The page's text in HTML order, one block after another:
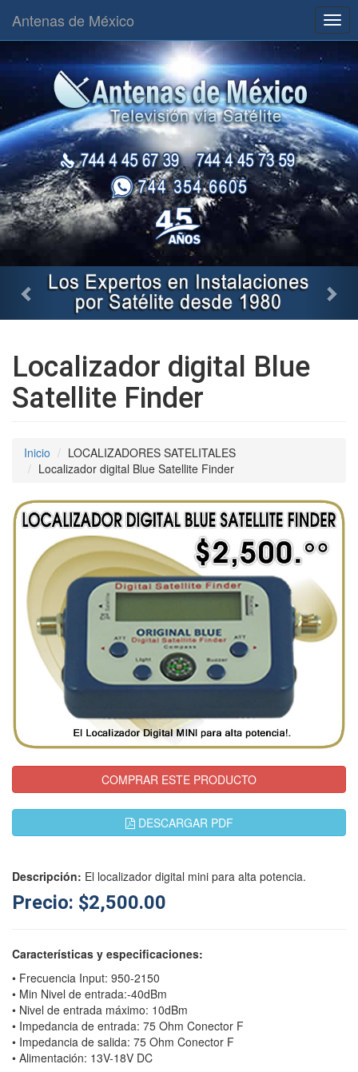
Antenas de México
Localizador digital Blue
Satellite Finder
Inicio
LOCALIZADORES SATELITALES
Localizador digital Blue Satellite Finder
COMPRAR ESTE PRODUCTO
DESCARGAR PDF
Descripción: El localizador digital mini para alta potencia.
Precio: $2,500.00
Características y especificaciones:
• Frecuencia Input: 950-2150
• Min Nivel de entrada:-40dBm
• Nivel de entrada máximo: 10dBm
• Impedancia de entrada: 75 Ohm Conector F
• Impedancia de salida: 75 Ohm Conector F
• Alimentación: 13V-18V DC